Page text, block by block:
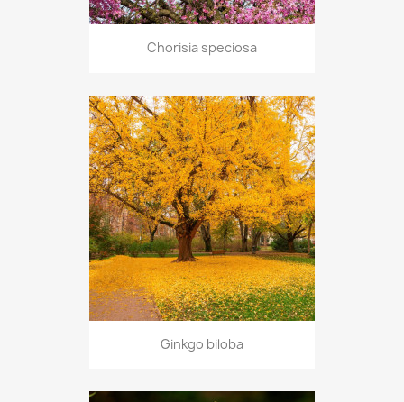
Chorisia speciosa
Ginkgo biloba